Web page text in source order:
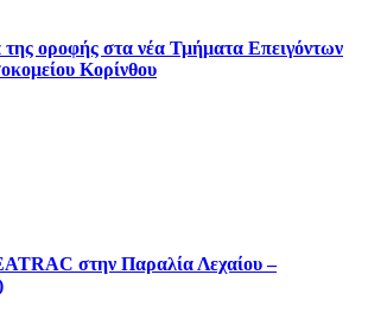
οροφής στα νέα Τμήματα Επειγόντων
Κορίνθου
στην Παραλία Λεχαίου –